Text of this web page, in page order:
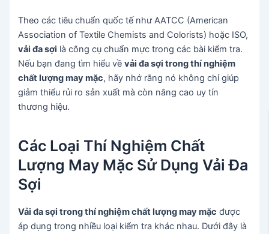
Theo các tiêu chuẩn quốc tế như AATCC (American
Association of Textile Chemists and Colorists) hoặc ISO,
vải đa sợi là công cụ chuẩn mực trong các bài kiểm tra.
Nếu bạn đang tìm hiểu vềvải đa sợi trong thí nghiệm
chất lượng may mặc, hãy nhớ rằng nó không chỉ giúp
giảm thiểu rủi ro sản xuất mà còn nâng cao uy tín
thương hiệu.
Các Loại Thí Nghiệm Chất
Lượng May Mặc Sử Dụng Vải Đa
Sợi
Vải đa sợi trong thí nghiệm chất lượng may mặc được
áp dụng trong nhiều loại kiểm tra khác nhau. Dưới đây là